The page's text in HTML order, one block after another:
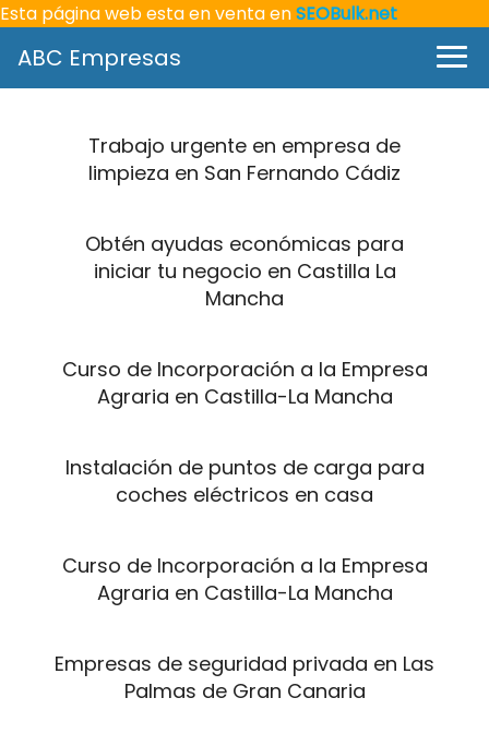
Esta página web esta en venta enSEOBulk.net
ABC Empresas
Trabajo urgente en empresa de
limpieza en San Fernando Cádiz
Obtén ayudas económicas para
iniciar tu negocio en Castilla La
Mancha
Curso de Incorporación a la Empresa
Agraria en Castilla-La Mancha
Instalación de puntos de carga para
coches eléctricos en casa
Curso de Incorporación a la Empresa
Agraria en Castilla-La Mancha
Empresas de seguridad privada en Las
Palmas de Gran Canaria